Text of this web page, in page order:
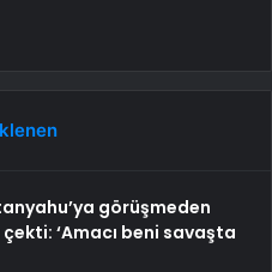
görüşmeden
‘Amacı beni savaşta